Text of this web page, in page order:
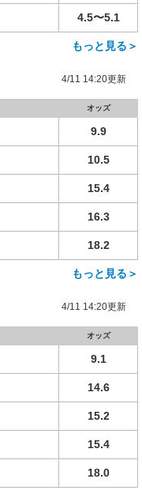
4.5〜5.1
もっと見る＞
4/11 14:20更新
オッズ
9.9
10.5
15.4
16.3
18.2
もっと見る＞
4/11 14:20更新
オッズ
9.1
14.6
15.2
15.4
18.0